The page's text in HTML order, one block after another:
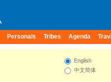
Personals Tribes Agenda
English
中文简体